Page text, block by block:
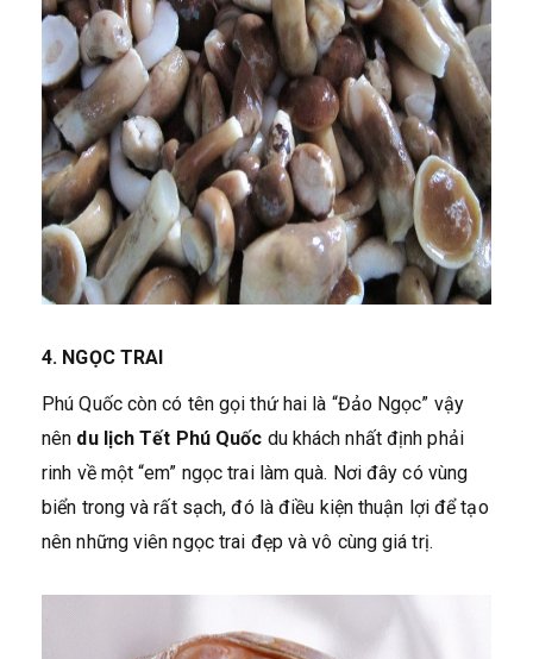
4. NGỌC TRAI
Phú Quốc còn có tên gọi thứ hai là “Đảo Ngọc” vậy
nên du lịch Tết Phú Quốc du khách nhất định phải
rinh về một “em” ngọc trai làm quà. Nơi đây có vùng
biển trong và rất sạch, đó là điều kiện thuận lợi để tạo
nên những viên ngọc trai đẹp và vô cùng giá trị.